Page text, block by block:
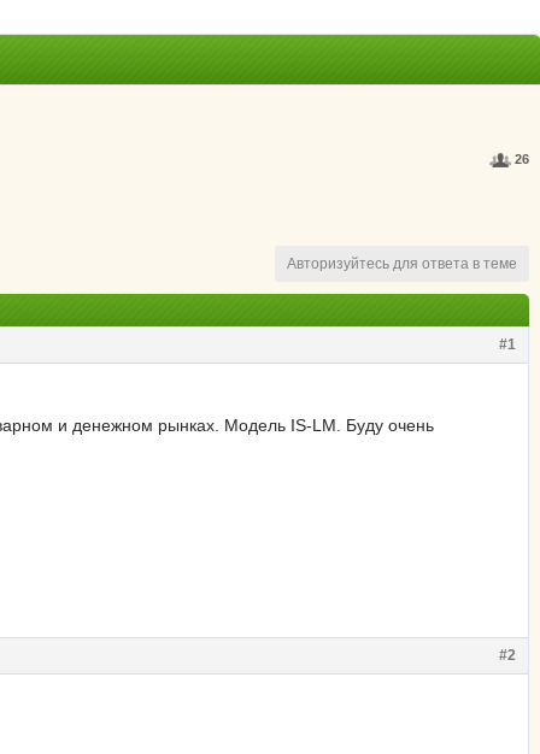
26
Авторизуйтесь для ответа в теме
#1
и денежном рынках. Модель IS-LM. Буду очень
#2